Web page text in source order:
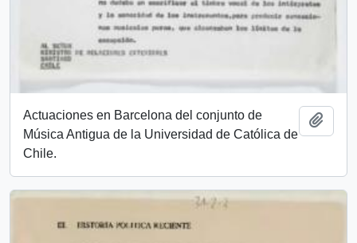
Actuaciones en Barcelona del conjunto de
Música Antigua de la Universidad de Católica de
Chile.